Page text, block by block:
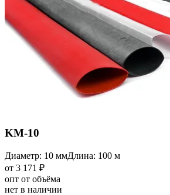
KM-10
Диаметр: 10 ммДлина: 100 м
от 3 171 ₽
опт от объёма
нет в наличии